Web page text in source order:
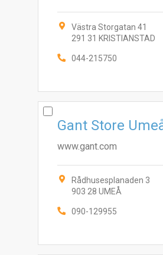
Västra Storgatan 41
291 31 KRISTIANSTAD
044-215750
Gant Store
www.gant.com
Rådhusesplanaden 3
903 28 UMEÅ
090-129955